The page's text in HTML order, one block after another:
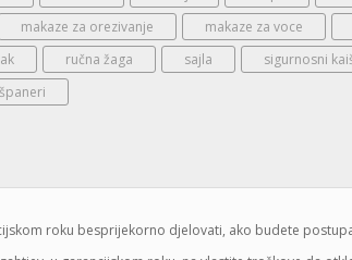
makaze za orezivanje makaze za voce
ručna žaga sajla sigurnosni
španeri
roku besprijekorno djelovati, ako budete